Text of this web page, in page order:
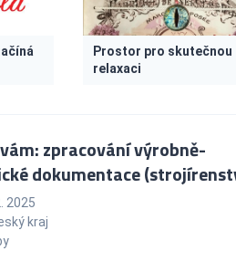
Prostor pro skutečnou
relaxaci
zpracování výrobně-
dokumentace
2025
kraj